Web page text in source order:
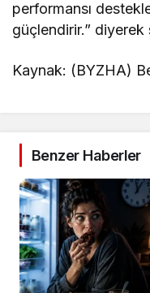
performansı
güçlendirir.” diyerek
Kaynak: (BYZHA)
Benzer Haberler